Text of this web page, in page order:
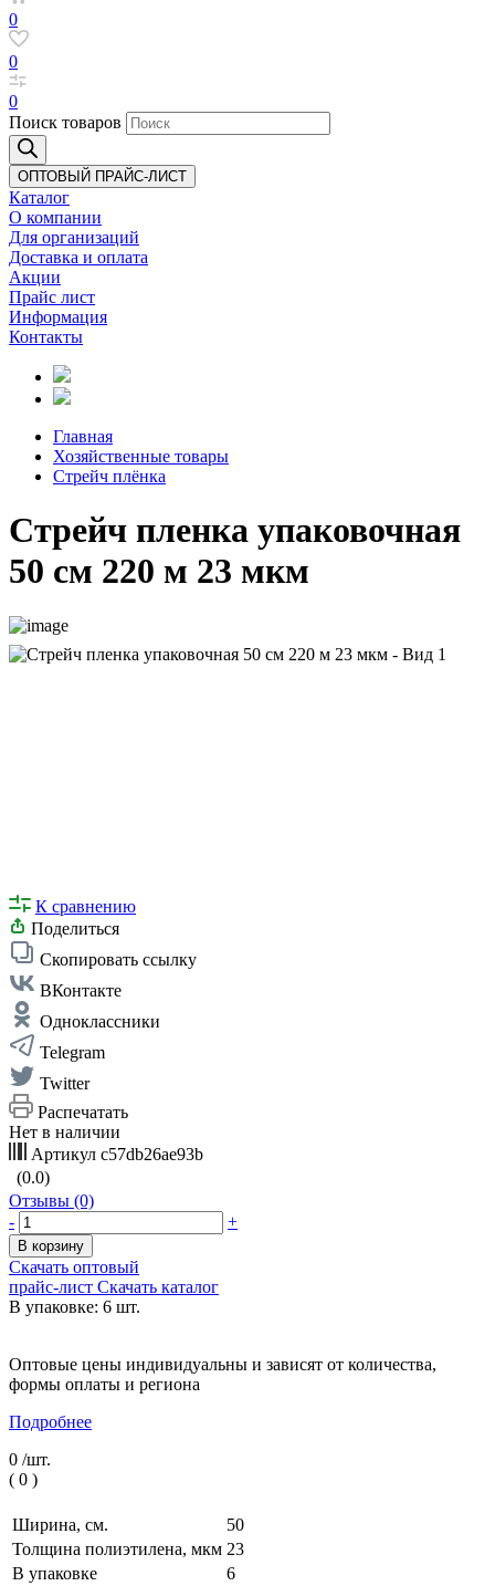
0
0
0
Поиск товаров
ОПТОВЫЙ ПРАЙС-ЛИСТ
Каталог
О компании
Для организаций
Доставка и оплата
Акции
Прайс лист
Информация
Контакты
Главная
Хозяйственные товары
Стрейч плёнка
Стрейч пленка упаковочная
50 см 220 м 23 мкм
К сравнению
Поделиться
Скопировать ссылку
ВКонтакте
Одноклассники
Telegram
Twitter
Распечатать
Нет в наличии
Артикул c57db26ae93b
(0.0)
Отзывы (0)
-
+
В корзину
Скачать оптовый
прайс-лист Скачать каталог
В упаковке: 6 шт.
Оптовые цены индивидуальны и зависят от количества,
формы оплаты и региона
Подробнее
0 /шт.
( 0 )
Ширина, см.
50
Толщина полиэтилена, мкм 23
В упаковке
6